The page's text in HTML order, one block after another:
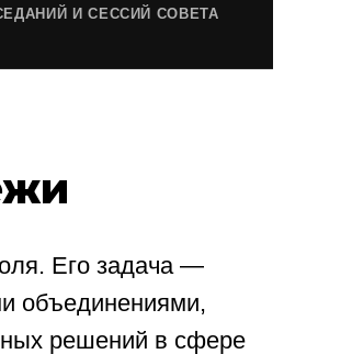
И СЕССИЙ СОВЕТА
Его задача —
объединениями,
решений в сфере